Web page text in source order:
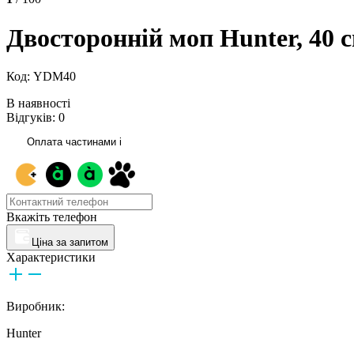
Двосторонній моп Hunter, 40
Код: YDM40
В наявності
Відгуків: 0
Оплата частинами i
Вкажіть телефон
Ціна за запитом
Характеристики
Виробник:
Hunter